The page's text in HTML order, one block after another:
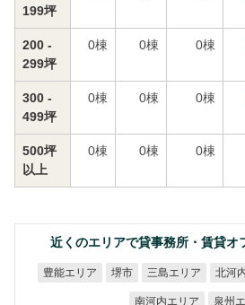
199坪
200 -
299坪
0棟 0棟 0棟
300 -
499坪
0棟 0棟 0棟
500坪
以上
0棟 0棟 0棟
近くのエリアで貸事務所・賃貸オ
豊能エリア 堺市 三島エリア 北河
南河内エリア 泉州